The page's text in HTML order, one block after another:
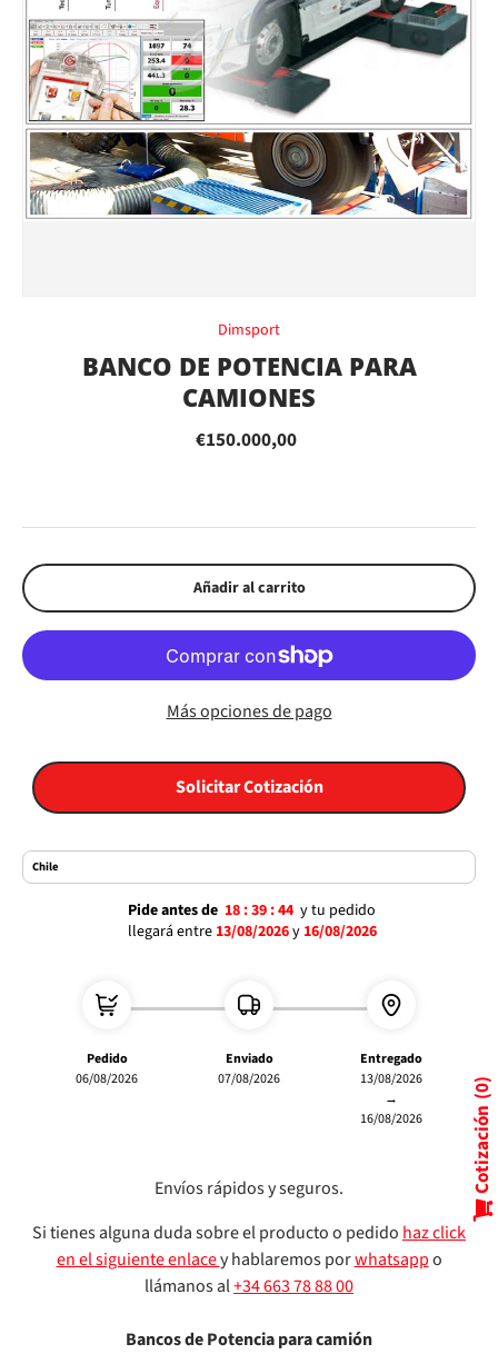
Dimsport
BANCO DE POTENCIA PARA
CAMIONES
€150.000,00
Añadir al carrito
Más opciones de pago
Solicitar Cotización
Pide antes de 18 :39 :43 y tu pedido
llegará entre 13/08/2026y 16/08/2026
Pedido
06/08/2026
Enviado
07/08/2026
Entregado
13/08/2026
→
16/08/2026
Envíos rápidos y seguros.
Si tienes alguna duda sobre el producto o pedido haz click
en el siguiente enlacey hablaremos porwhatsappo
llámanos al+34 663 78 88 00
Bancos de Potencia para camión
Cotización
0